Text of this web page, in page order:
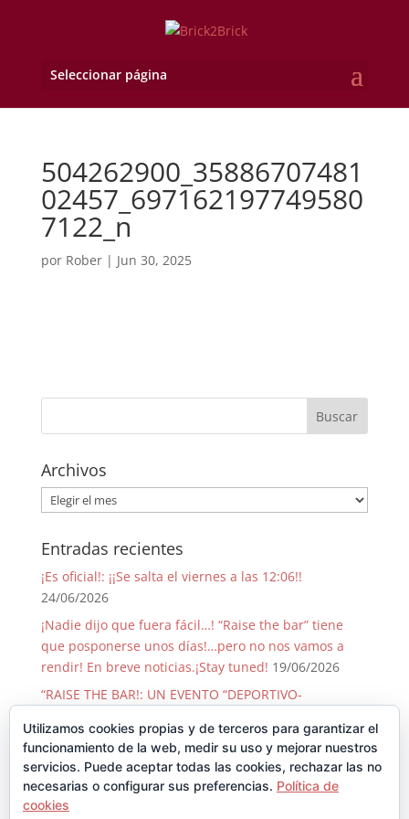
Seleccionar página
504262900_35886707481
02457_697162197749580
7122_n
por Rober| Jun 30, 2025
Archivos
Archivos
Entradas recientes
¡Es oficial!: ¡¡Se salta el viernes a las 12:06!!
24/06/2026
¡Nadie dijo que fuera fácil…! “Raise the bar” tiene
que posponerse unos días!…pero no nos vamos a
rendir! En breve noticias.¡Stay tuned! 19/06/2026
“RAISE THE BAR!: UN EVENTO “DEPORTIVO-
AÑOS! 09/06/2026
¡GRACIAS, GRACIAS …Y GRACIAS! 29/08/2025
Llegó Junio y con él la Backyard!! 30/06/2025
Utilizamos cookies propias y de terceros para garantizar el
funcionamiento de la web, medir su uso y mejorar nuestros
servicios. Puede aceptar todas las cookies, rechazar las no
necesarias o configurar sus preferencias. Política de
cookies